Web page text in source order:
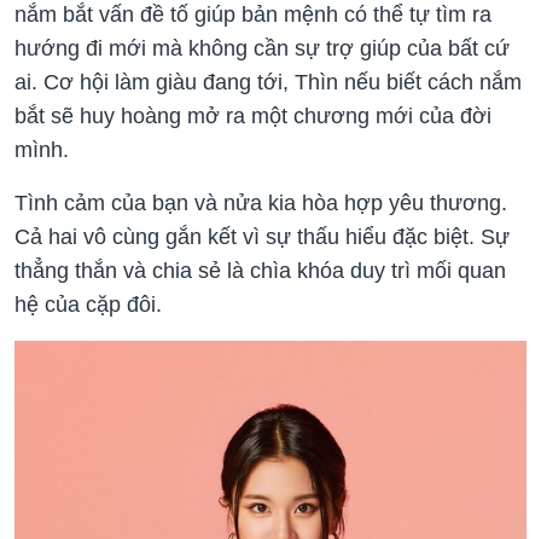
nắm bắt vấn đề tố giúp bản mệnh có thể tự tìm ra
hướng đi mới mà không cần sự trợ giúp của bất cứ
ai. Cơ hội làm giàu đang tới, Thìn nếu biết cách nắm
bắt sẽ huy hoàng mở ra một chương mới của đời
mình.
Tình cảm của bạn và nửa kia hòa hợp yêu thương.
Cả hai vô cùng gắn kết vì sự thấu hiểu đặc biệt. Sự
thẳng thắn và chia sẻ là chìa khóa duy trì mối quan
hệ của cặp đôi.